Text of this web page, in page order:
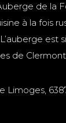
de la
à la fois
est
de
Limoges,